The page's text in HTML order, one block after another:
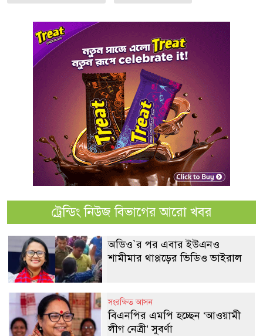
ট্রেন্ডিং নিউজ বিভাগের আরো খবর
অডিও‍‍`র পর এবার ইউএনও
শামীমার থাপ্পড়ের ভিডিও ভাইরাল
সংরক্ষিত আসন
বিএনপির এমপি হচ্ছেন ‘আওয়ামী
লীগ নেত্রী’ সুবর্ণা